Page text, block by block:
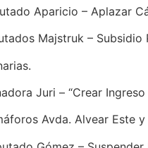
Aparicio – Aplazar
Majstruk –
Juri – “Crear
Avda. Alvear Este